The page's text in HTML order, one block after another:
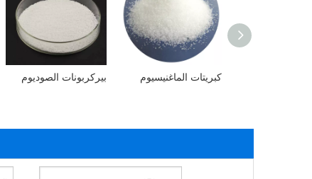
بيركربونات الصوديوم كبريتات الماغنيسيوم